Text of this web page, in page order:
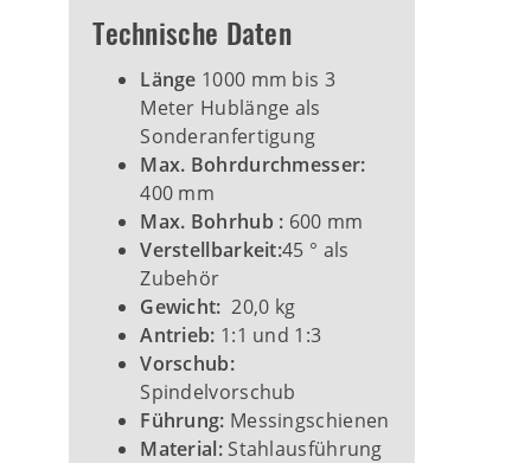
Technische Daten
Länge 1000 mm bis 3
Meter Hublänge als
Sonderanfertigung
Max. Bohrdurchmesser:
400 mm
Max. Bohrhub : 600 mm
Verstellbarkeit:45 ° als
Zubehör
Gewicht: 20,0 kg
Antrieb: 1:1 und 1:3
Vorschub:
Spindelvorschub
Führung: Messingschienen
Material:Stahlausführung